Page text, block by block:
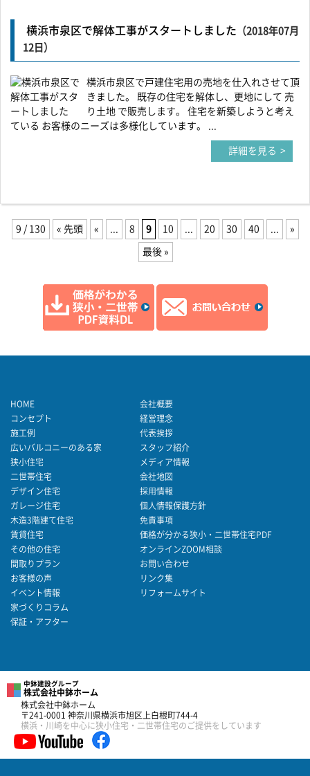
横浜市泉区で解体工事がスタートしました （2018年07月
12日）
横浜市泉区で戸建住宅用の売地を仕入れさせて頂
きました。 既存の住宅を解体し、更地にして 売
り土地 で販売します。 住宅を新築しようと考え
ている お客様のニーズは多様化しています。 ...
詳細を見る
9 / 130 « 先頭 « 8 9 10 20 30 40 »
最後 »
HOME
コンセプト
施工例
広いバルコニーのある家
狭小住宅
二世帯住宅
デザイン住宅
ガレージ住宅
木造3階建て住宅
賃貸住宅
その他の住宅
間取りプラン
お客様の声
イベント情報
家づくりコラム
保証・アフター
会社概要
経営理念
代表挨拶
スタッフ紹介
メディア情報
会社地図
採用情報
個人情報保護方針
免責事項
価格が分かる狭小・二世帯住宅PDF
オンラインZOOM相談
お問い合わせ
リンク集
リフォームサイト
中鉢建設グループ
株式会社中鉢ホーム
株式会社中鉢ホーム
〒241-0001 神奈川県横浜市旭区上白根町744-4
横浜・川崎を中心に狭小住宅・二世帯住宅のご提供をしています